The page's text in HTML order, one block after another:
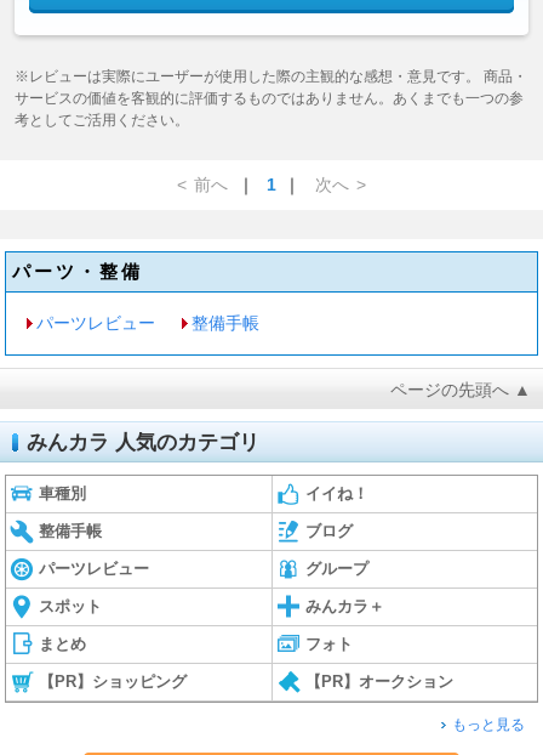
※レビューは実際にユーザーが使用した際の主観的な感想・意見です。 商品・
サービスの価値を客観的に評価するものではありません。あくまでも一つの参
考としてご活用ください。
< 前へ ｜ 1 ｜ 次へ >
パーツ・整備
パーツレビュー 整備手帳
ページの先頭へ ▲
みんカラ 人気のカテゴリ
車種別 イイね！
整備手帳 ブログ
パーツレビュー グループ
スポット みんカラ＋
まとめ フォト
【PR】ショッピング 【PR】オークション
もっと見る